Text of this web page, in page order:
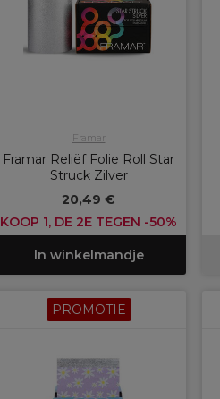
Framar
Framar Reliëf Folie Roll Star
Struck Zilver
20,49 €
KOOP 1, DE 2E TEGEN -50%
In winkelmandje
PROMOTIE